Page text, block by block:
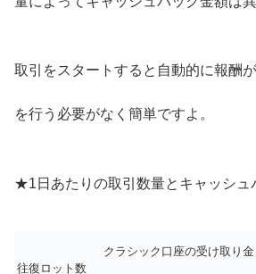
取引をスタートすると自動的に報酬
を行う必要がなく簡単ですよ。
★1日あたりの取引数量とキャッシュ
往復ロット数
クラシック口座の受け取り金